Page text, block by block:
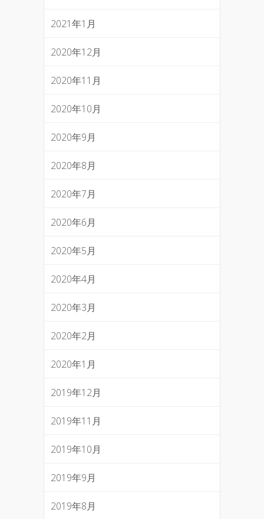
2021年1月
2020年12月
2020年11月
2020年10月
2020年9月
2020年8月
2020年7月
2020年6月
2020年5月
2020年4月
2020年3月
2020年2月
2020年1月
2019年12月
2019年11月
2019年10月
2019年9月
2019年8月